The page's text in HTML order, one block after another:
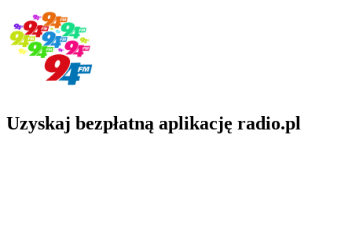
Uzyskaj bezpłatną aplikację radio.pl